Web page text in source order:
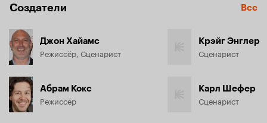
Создатели Все
Джон Хайамс
Режиссёр, Сценарист
Абрам Кокс
Режиссёр
Крэйг Энглер
Сценарист
Карл Шефер
Сценарист